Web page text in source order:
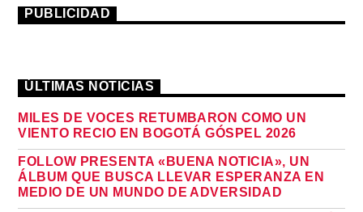
PUBLICIDAD
ÚLTIMAS NOTICIAS
MILES DE VOCES RETUMBARON COMO UN
VIENTO RECIO EN BOGOTÁ GÓSPEL 2026
FOLLOW PRESENTA «BUENA NOTICIA», UN
ÁLBUM QUE BUSCA LLEVAR ESPERANZA EN
MEDIO DE UN MUNDO DE ADVERSIDAD